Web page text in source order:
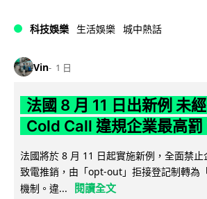
科技娛樂 生活娛樂 城中熱話
Vin 1 日
法國 8 月 11 日出新例 未
Cold Call 違規企業最高
法國將於 8 月 11 日起實施新例，全面禁
致電推銷，由「opt-out」拒接登記制轉為
機制。違...
閱讀全文